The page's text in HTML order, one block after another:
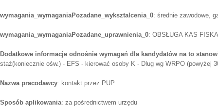
wymagania_wymaganiaPozadane_wyksztalcenia_0: średnie zawodowe,
wymagania_wymaganiaPozadane_uprawnienia_0: OBSŁUGA KAS
Dodatkowe informacje odnośnie wymagań dla kandydatów na to
staż(koniecznie ośw.) - EFS - kierować osoby K - Dlug wg WRPO (powyżej
Nazwa pracodawcy: kontakt przez PUP
Sposób aplikowania: za pośrednictwem urzędu